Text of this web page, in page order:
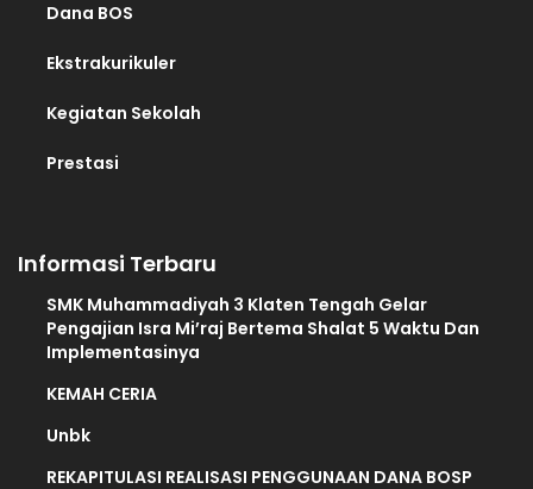
Dana BOS
Ekstrakurikuler
Kegiatan Sekolah
Prestasi
Informasi Terbaru
SMK Muhammadiyah 3 Klaten Tengah Gelar
Pengajian Isra Mi’raj Bertema Shalat 5 Waktu Dan
Implementasinya
KEMAH CERIA
Unbk
REKAPITULASI REALISASI PENGGUNAAN DANA BOSP